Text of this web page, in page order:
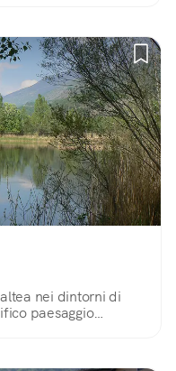
nei dintorni di
paesaggio